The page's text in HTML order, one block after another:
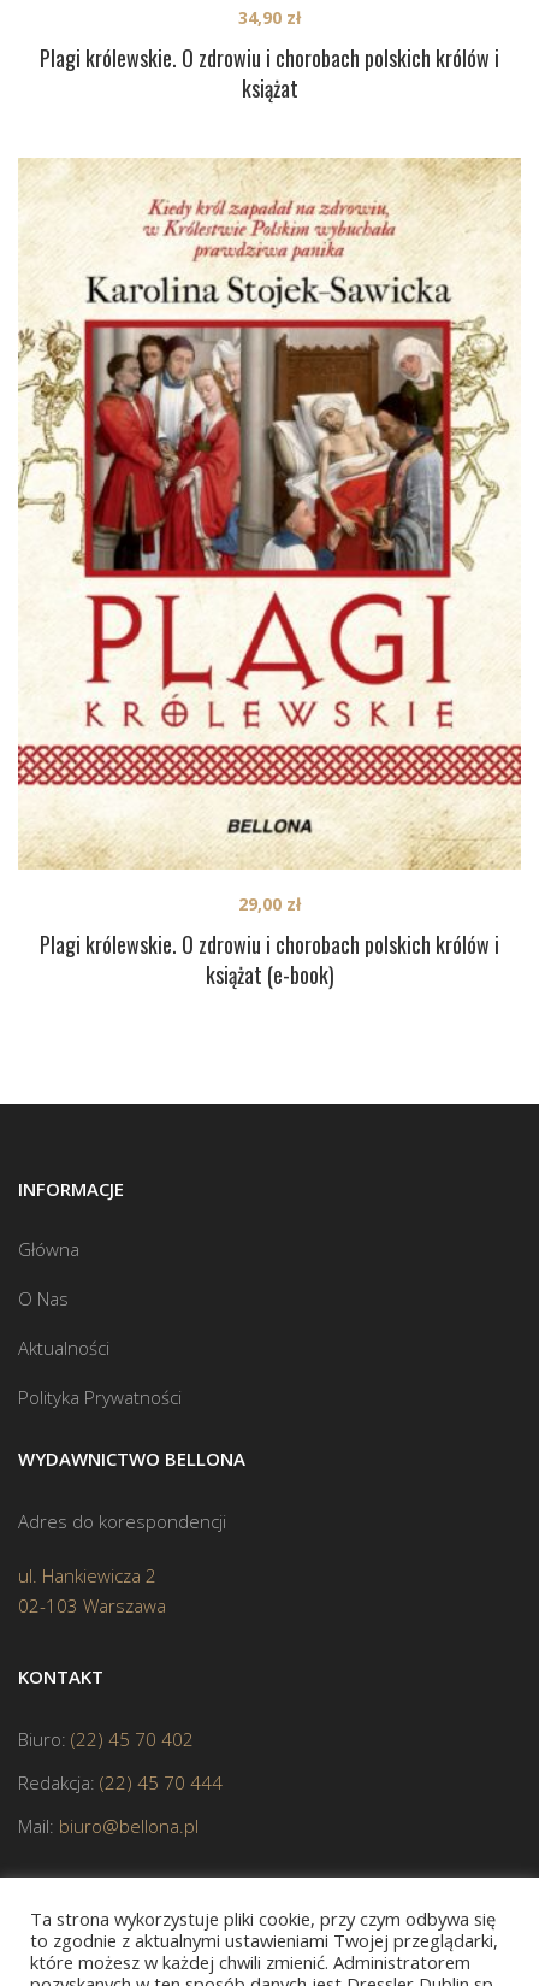
Plagi królewskie. O zdrowiu i chorobach polskich królów i
książat
34,90 zł
Plagi królewskie. O zdrowiu i chorobach polskich królów i
książat (e-book)
29,00 zł
INFORMACJE
Główna
O Nas
Aktualności
Polityka Prywatności
WYDAWNICTWO BELLONA
Adres do korespondencji
ul. Hankiewicza 2
02-103 Warszawa
KONTAKT
Biuro: (22) 45 70 402
Redakcja: (22) 45 70 444
Mail: biuro@bellona.pl
Ta strona wykorzystuje pliki cookie, przy czym odbywa się
to zgodnie z aktualnymi ustawieniami Twojej przeglądarki,
które możesz w każdej chwili zmienić. Administratorem